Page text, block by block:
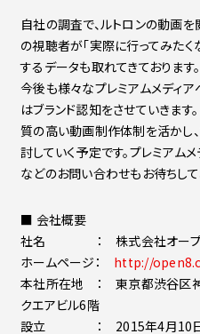
自社の調査で、ルトロンの動画
の視聴者が「実際に行ってみた
するデータも取れてきております。
今後も様々なプレミアムメディ
はブランド認知をさせていきます
質の高い動画制作体制を活かし
討していく予定です。プレミアム
などのお問い合わせもお待ちして
■ 会社概要
社名 ： 株式会社オープ
ホームページ： http://
本社所在地 ： 東京都渋谷区
クエアビル6階
設立 ： 2015年4月10